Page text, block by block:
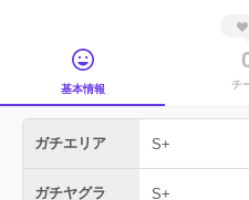
基本情報 チ
ガチエリア S+
ガチヤグラ S+